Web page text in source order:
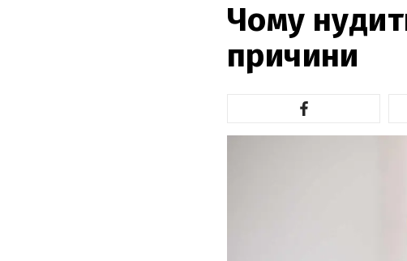
Чому
причини